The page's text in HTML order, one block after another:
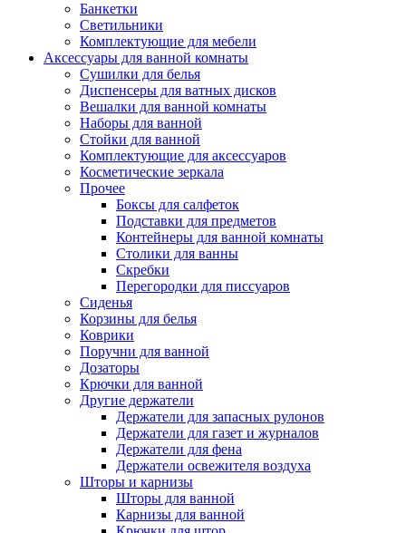
Банкетки
Светильники
Комплектующие для мебели
Аксессуары для ванной комнаты
Сушилки для белья
Диспенсеры для ватных дисков
Вешалки для ванной комнаты
Наборы для ванной
Стойки для ванной
Комплектующие для аксессуаров
Косметические зеркала
Прочее
Боксы для салфеток
Подставки для предметов
Контейнеры для ванной комнаты
Столики для ванны
Скребки
Перегородки для писсуаров
Сиденья
Корзины для белья
Коврики
Поручни для ванной
Дозаторы
Крючки для ванной
Другие держатели
Держатели для запасных рулонов
Держатели для газет и журналов
Держатели для фена
Держатели освежителя воздуха
Шторы и карнизы
Шторы для ванной
Карнизы для ванной